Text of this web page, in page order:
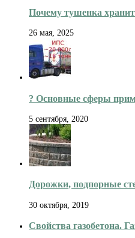
Почему тушенка
26 мая, 2025
?️ Основные сферы
5 сентября, 2020
Дорожки, подпорные
30 октября, 2019
Свойства газобетона.